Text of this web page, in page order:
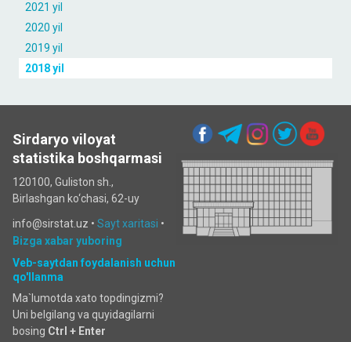
2021 yil
2020 yil
2019 yil
2018 yil
Sirdaryo viloyat
statistika boshqarmasi
120100, Guliston sh.,
Birlashgan ko‘chаsi, 62-uy
info@sirstat.uz • Sayt xaritasi •
Bizga xabar yuboring
Veb-saytdan foydalanish uchun
qo'llanma
Ma`lumotda xato topdingizmi?
Uni belgilang va quyidagilarni
bosing Ctrl + Enter